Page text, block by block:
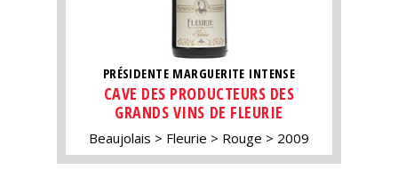
PRÉSIDENTE MARGUERITE INTENSE
CAVE DES PRODUCTEURS DES
GRANDS VINS DE FLEURIE
Beaujolais Fleurie Rouge 2009